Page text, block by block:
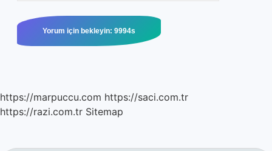
https://marpuccu.com https://saci.com.tr
https://razi.com.tr Sitemap